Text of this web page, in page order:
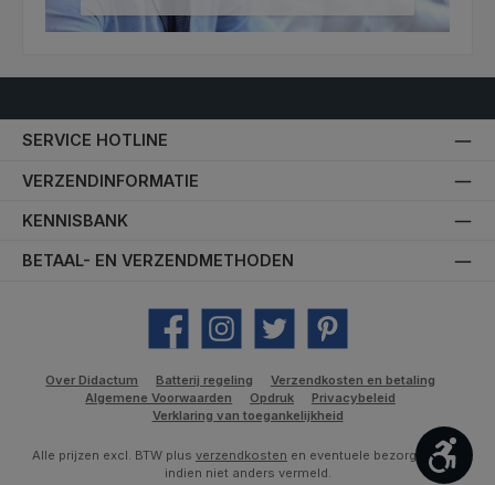
SERVICE HOTLINE
VERZENDINFORMATIE
KENNISBANK
BETAAL- EN VERZENDMETHODEN
Facebook Instagram Twitter Pinterest
Over Didactum Batterij regeling
Verzendkosten en betaling
Algemene Voorwaarden
Opdruk
Privacybeleid
Verklaring van toegankelijkheid
Alle prijzen excl. BTW plus verzendkosten en eventuele bezorgkosten,
indien niet anders vermeld.